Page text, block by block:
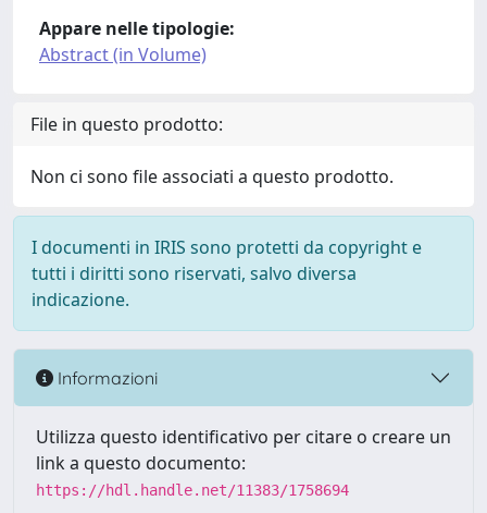
Appare nelle tipologie:
Abstract (in Volume)
File in questo prodotto:
Non ci sono file associati a questo prodotto.
I documenti in IRIS sono protetti da copyright e
tutti i diritti sono riservati, salvo diversa
indicazione.
Informazioni
Utilizza questo identificativo per citare o creare un
link a questo documento:
https://hdl.handle.net/11383/1758694